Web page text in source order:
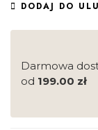
DODAJ DO
Darmowa
od 199.00 zł